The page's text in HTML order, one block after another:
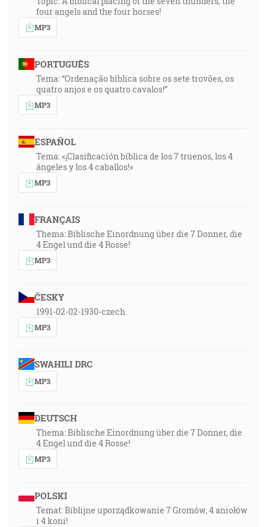
four angels and the four horses!
MP3
PORTUGUÊS
Tema: “Ordenação bíblica sobre os sete trovões, os
quatro anjos e os quatro cavalos!”
MP3
ESPAÑOL
Tema: «¡Clasificación bíblica de los 7 truenos, los 4
ángeles y los 4 caballos!»
MP3
FRANÇAIS
Thema: Biblische Einordnung über die 7 Donner, die
4 Engel und die 4 Rosse!
MP3
ČESKY
1991-02-02-1930-czech
MP3
SWAHILI DRC
MP3
DEUTSCH
Thema: Biblische Einordnung über die 7 Donner, die
4 Engel und die 4 Rosse!
MP3
POLSKI
Temat: Biblijne uporządkowanie 7 Gromów, 4 aniołów
i 4 koni!